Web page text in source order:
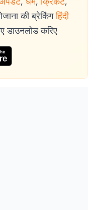
की ब्रेकिंग हिंदी
करिए